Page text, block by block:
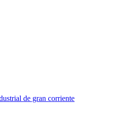
de gran corriente